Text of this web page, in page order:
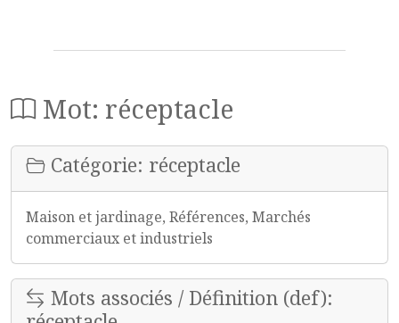
Mot: réceptacle
Catégorie: réceptacle
Maison et jardinage, Références, Marchés
commerciaux et industriels
Mots associés / Définition (def):